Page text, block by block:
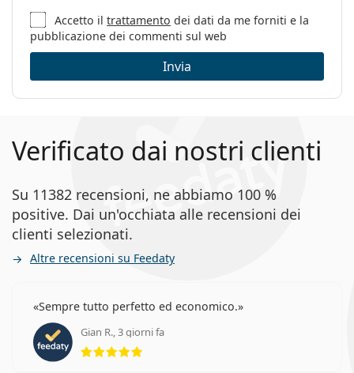
Accetto iltrattamento dei dati da me forniti e la
pubblicazione dei commenti sul web
Invia
Verificato dai nostri clienti
Su 11382 recensioni, ne abbiamo 100 %
positive. Dai un'occhiata alle recensioni dei
clienti selezionati.
Altre recensioni su Feedaty
Sempre tutto perfetto ed economico.
Gian R., 3 giorni fa